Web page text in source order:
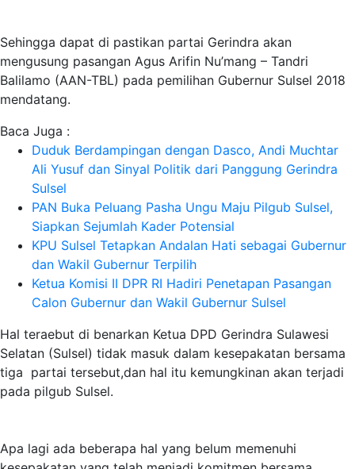
Sehingga dapat di pastikan partai Gerindra akan
mengusung pasangan Agus Arifin Nu’mang – Tandri
Balilamo (AAN-TBL) pada pemilihan Gubernur Sulsel 2018
mendatang.
Baca Juga :
Duduk Berdampingan dengan Dasco, Andi Muchtar
Ali Yusuf dan Sinyal Politik dari Panggung Gerindra
Sulsel
PAN Buka Peluang Pasha Ungu Maju Pilgub Sulsel,
Siapkan Sejumlah Kader Potensial
KPU Sulsel Tetapkan Andalan Hati sebagai Gubernur
dan Wakil Gubernur Terpilih
Ketua Komisi II DPR RI Hadiri Penetapan Pasangan
Calon Gubernur dan Wakil Gubernur Sulsel
Hal teraebut di benarkan Ketua DPD Gerindra Sulawesi
Selatan (Sulsel) tidak masuk dalam kesepakatan bersama
tiga partai tersebut,dan hal itu kemungkinan akan terjadi
pada pilgub Sulsel.
Apa lagi ada beberapa hal yang belum memenuhi